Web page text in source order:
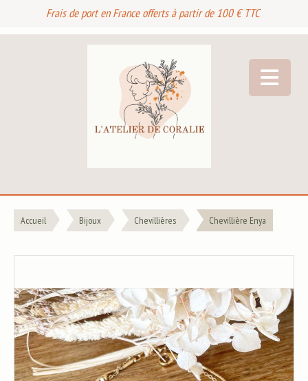
Frais de port en France offerts à partir de 100 € TTC
Accueil Bijoux Chevillières Chevillière Enya